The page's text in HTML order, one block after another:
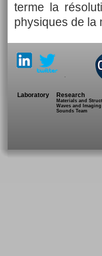
terme la
physiques de la
.
Laboratory Research
Materials and
Waves and Imaging
Sounds Team